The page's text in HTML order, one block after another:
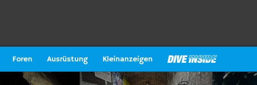
Foren Ausrüstung Kleinanzeigen